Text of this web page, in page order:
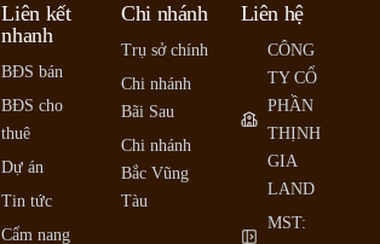
Liên kết
nhanh
BĐS bán
BĐS cho
thuê
Dự án
Tin tức
Cẩm nang
Chi nhánh
Trụ sở chính
Chi nhánh
Bãi Sau
Chi nhánh
Bắc Vũng
Tàu
Liên hệ
CÔNG
TY CỔ
PHẦN
THỊNH
GIA
LAND
MST: